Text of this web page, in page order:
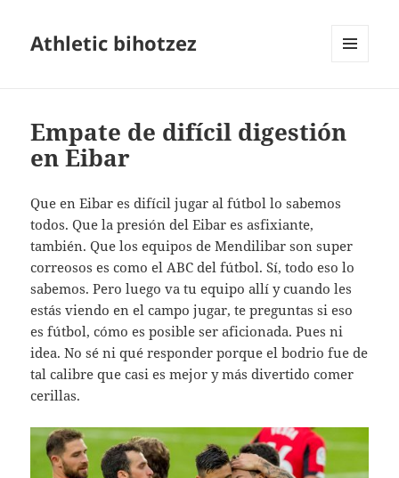
Athletic bihotzez
Empate de difícil digestión
en Eibar
Que en Eibar es difícil jugar al fútbol lo sabemos
todos. Que la presión del Eibar es asfixiante,
también. Que los equipos de Mendilibar son super
correosos es como el ABC del fútbol. Sí, todo eso lo
sabemos. Pero luego va tu equipo allí y cuando les
estás viendo en el campo jugar, te preguntas si eso
es fútbol, cómo es posible ser aficionada. Pues ni
idea. No sé ni qué responder porque el bodrio fue de
tal calibre que casi es mejor y más divertido comer
cerillas.